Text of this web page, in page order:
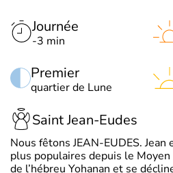
Journée
-3 min
Premier
quartier de Lune
Saint Jean-Eudes
Nous fêtons JEAN-EUDES. Jean
plus populaires depuis le
de l’hébreu Yohanan et se